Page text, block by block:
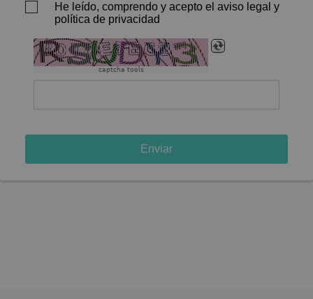
He leído, comprendo y acepto el aviso legal y
política de privacidad
captcha tools
Enviar